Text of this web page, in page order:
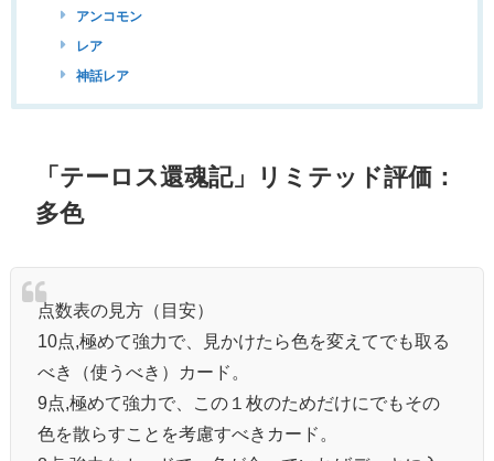
アンコモン
レア
神話レア
「テーロス還魂記」リミテッド評価：
多色
点数表の見方（目安）
10点,極めて強力で、見かけたら色を変えてでも取る
べき（使うべき）カード。
9点,極めて強力で、この１枚のためだけにでもその
色を散らすことを考慮すべきカード。